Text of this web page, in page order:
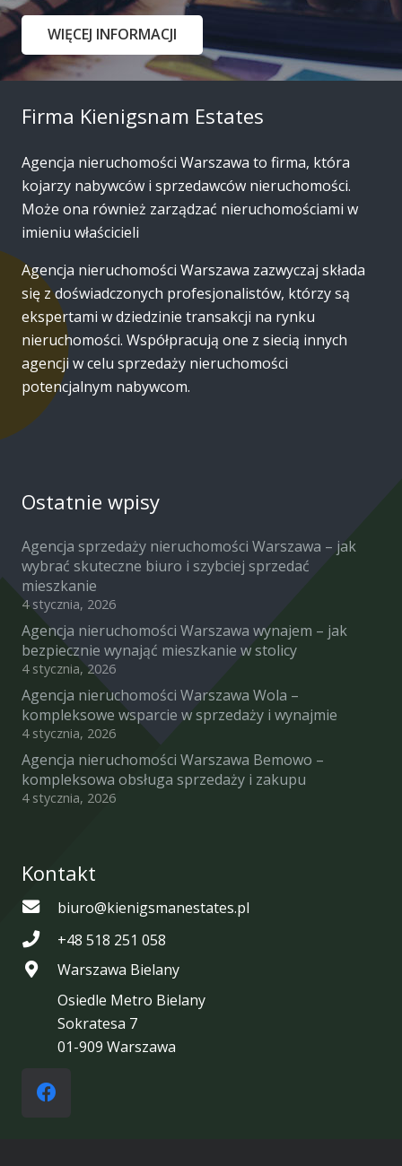
WIĘCEJ INFORMACJI
Firma Kienigsnam Estates
Agencja nieruchomości Warszawa to firma, która
kojarzy nabywców i sprzedawców nieruchomości.
Może ona również zarządzać nieruchomościami w
imieniu właścicieli
Agencja nieruchomości Warszawa zazwyczaj składa
się z doświadczonych profesjonalistów, którzy są
ekspertami w dziedzinie transakcji na rynku
nieruchomości. Współpracują one z siecią innych
agencji w celu sprzedaży nieruchomości
potencjalnym nabywcom.
Ostatnie wpisy
Agencja sprzedaży nieruchomości Warszawa – jak
wybrać skuteczne biuro i szybciej sprzedać
mieszkanie
4 stycznia, 2026
Agencja nieruchomości Warszawa wynajem – jak
bezpiecznie wynająć mieszkanie w stolicy
4 stycznia, 2026
Agencja nieruchomości Warszawa Wola –
kompleksowe wsparcie w sprzedaży i wynajmie
4 stycznia, 2026
Agencja nieruchomości Warszawa Bemowo –
kompleksowa obsługa sprzedaży i zakupu
4 stycznia, 2026
Kontakt
biuro@kienigsmanestates.pl
+48 518 251 058
Warszawa Bielany
Osiedle Metro Bielany
Sokratesa 7
01-909 Warszawa